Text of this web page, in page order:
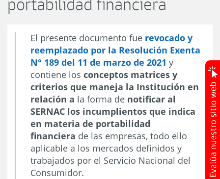
El presente documento fue revocado y
reemplazado por la Resolución Exenta
N° 189 del 11 de marzo de 2021 y
contiene los conceptos matrices y
criterios que maneja la Institución en
relación a la forma de notificar al
SERNAC los incumplientos que indica
en materia de portabilidad
financiera de las empresas, todo ello
aplicable a los mercados definidos y
trabajados por el Servicio Nacional del
Consumidor.